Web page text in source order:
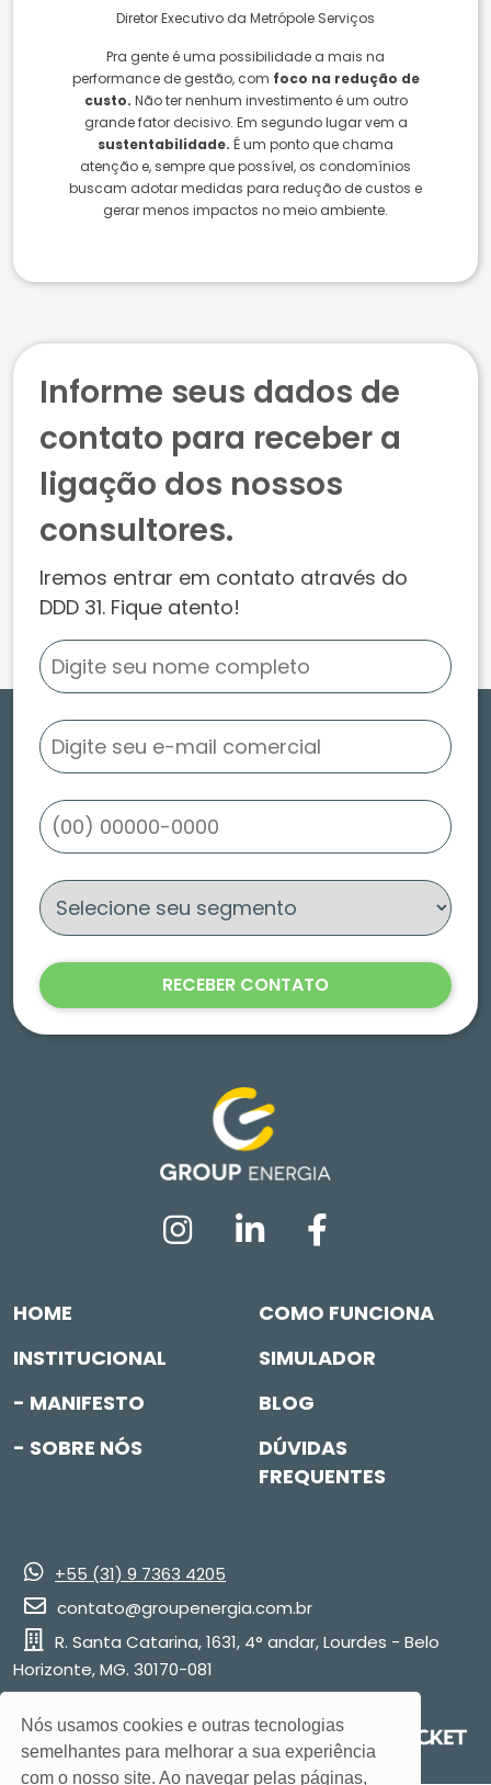
Nós usamos cookies e outras tecnologias
semelhantes para melhorar a sua experiência
com o nosso site. Ao navegar pelas páginas,
Diretor Executivo da Metrópole Serviços
Pra gente é uma possibilidade a mais na
performance de gestão, com foco na redução de
custo. Não ter nenhum investimento é um outro
grande fator decisivo. Em segundo lugar vem a
sustentabilidade. É um ponto que chama
atenção e, sempre que possível, os condomínios
buscam adotar medidas para redução de custos e
gerar menos impactos no meio ambiente.
Informe seus dados de
contato para receber a
ligação dos nossos
consultores.
Iremos entrar em contato através do
DDD 31. Fique atento!
HOME
INSTITUCIONAL
- MANIFESTO
- SOBRE NÓS
COMO FUNCIONA
SIMULADOR
BLOG
DÚVIDAS
FREQUENTES
+55 (31) 9 7363 4205
contato@groupenergia.com.br
R. Santa Catarina, 1631, 4° andar, Lourdes - Belo
Horizonte, MG. 30170-081
Site desenvolvido por: